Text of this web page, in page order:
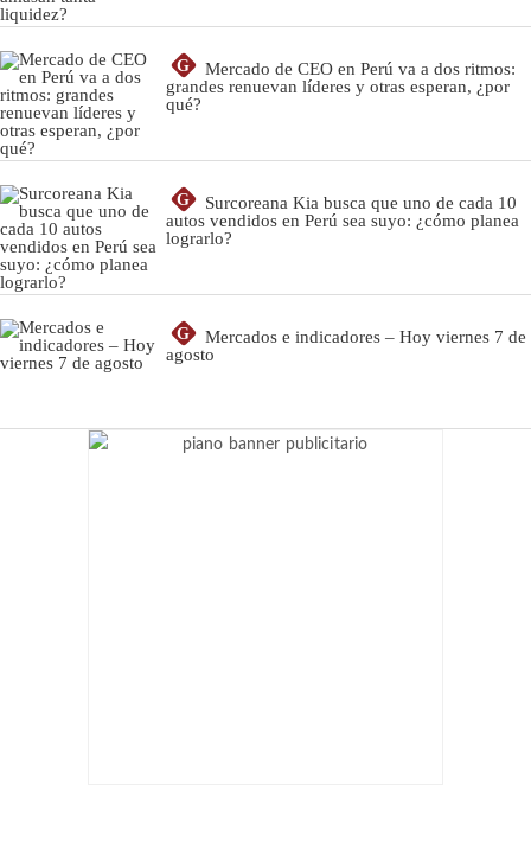
G
Mercado de CEO en Perú va a dos ritmos:
grandes renuevan líderes y otras esperan, ¿por
qué?
G
Surcoreana Kia busca que uno de cada 10
autos vendidos en Perú sea suyo: ¿cómo planea
lograrlo?
G
Mercados e indicadores – Hoy viernes 7 de
agosto